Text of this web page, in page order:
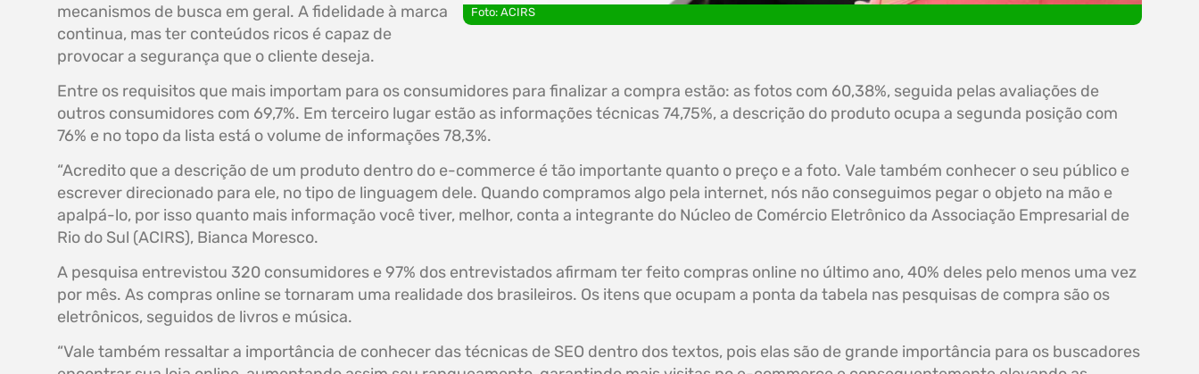
Foto: ACIRS
mecanismos de busca em geral. A fidelidade à marca
continua, mas ter conteúdos ricos é capaz de
provocar a segurança que o cliente deseja.
Entre os requisitos que mais importam para os consumidores para finalizar a compra estão: as fotos com 60,38%, seguida pelas avaliações de
outros consumidores com 69,7%. Em terceiro lugar estão as informações técnicas 74,75%, a descrição do produto ocupa a segunda posição com
76% e no topo da lista está o volume de informações 78,3%.
“Acredito que a descrição de um produto dentro do e-commerce é tão importante quanto o preço e a foto. Vale também conhecer o seu público e
escrever direcionado para ele, no tipo de linguagem dele. Quando compramos algo pela internet, nós não conseguimos pegar o objeto na mão e
apalpá-lo, por isso quanto mais informação você tiver, melhor, conta a integrante do Núcleo de Comércio Eletrônico da Associação Empresarial de
Rio do Sul (ACIRS), Bianca Moresco.
A pesquisa entrevistou 320 consumidores e 97% dos entrevistados afirmam ter feito compras online no último ano, 40% deles pelo menos uma vez
por mês. As compras online se tornaram uma realidade dos brasileiros. Os itens que ocupam a ponta da tabela nas pesquisas de compra são os
eletrônicos, seguidos de livros e música.
“Vale também ressaltar a importância de conhecer das técnicas de SEO dentro dos textos, pois elas são de grande importância para os buscadores